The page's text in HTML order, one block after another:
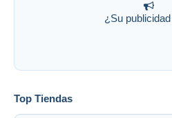
¿Su
Top Tiendas